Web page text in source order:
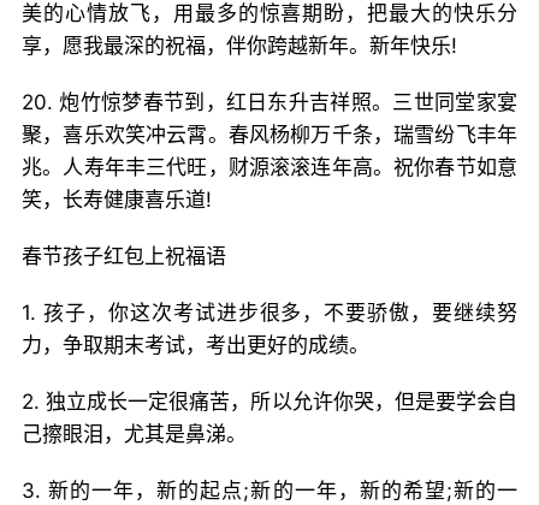
美的心情放飞，用最多的惊喜期盼，把最大的快乐分
享，愿我最深的祝福，伴你跨越新年。新年快乐!
20. 炮竹惊梦春节到，红日东升吉祥照。三世同堂家宴
聚，喜乐欢笑冲云霄。春风杨柳万千条，瑞雪纷飞丰年
兆。人寿年丰三代旺，财源滚滚连年高。祝你春节如意
笑，长寿健康喜乐道!
春节孩子红包上祝福语
1. 孩子，你这次考试进步很多，不要骄傲，要继续努
力，争取期末考试，考出更好的成绩。
2. 独立成长一定很痛苦，所以允许你哭，但是要学会自
己擦眼泪，尤其是鼻涕。
3. 新的一年，新的起点;新的一年，新的希望;新的一